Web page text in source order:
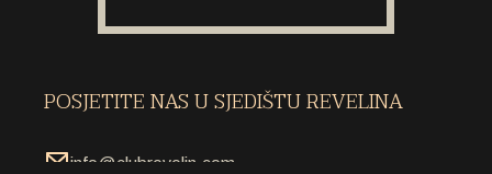
O NAMA
KONTAKT
KONTAKT
POSJETITE NAS U SJEDIŠTU REVELINA
info@clubrevelin.com